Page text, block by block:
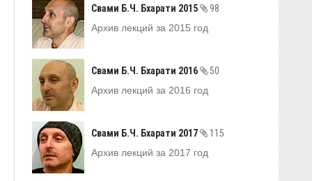
Свами Б.Ч. Бхарати 2015
98
Архив лекций за 2015 год
Свами Б.Ч. Бхарати 2016
50
Архив лекций за 2016 год
Свами Б.Ч. Бхарати 2017
115
Архив лекций за 2017 год